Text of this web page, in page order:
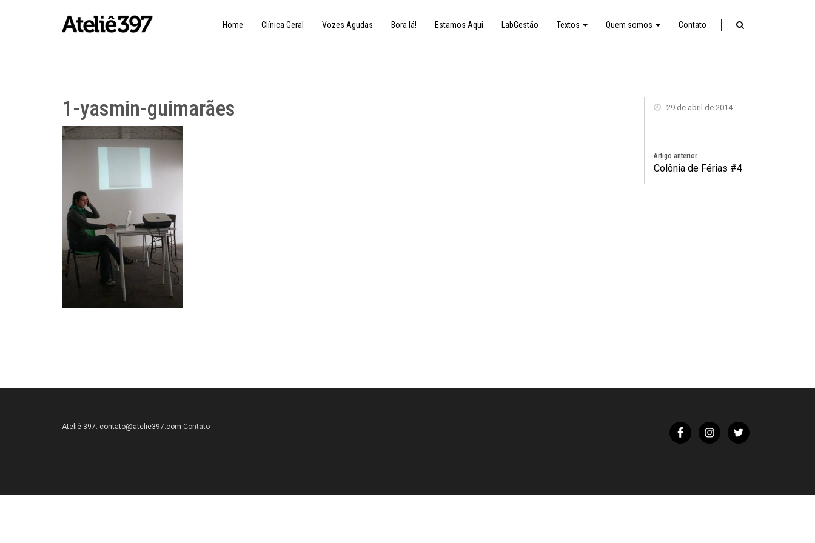
Home Clínica Geral Vozes Agudas Bora lá! Estamos Aqui LabGestão Textos Quem somos Contato
1-yasmin-guimarães 29 de abril de 2014
Artigo anterior
Colônia de Férias #4
Ateliê 397: contato@atelie397.com Contato